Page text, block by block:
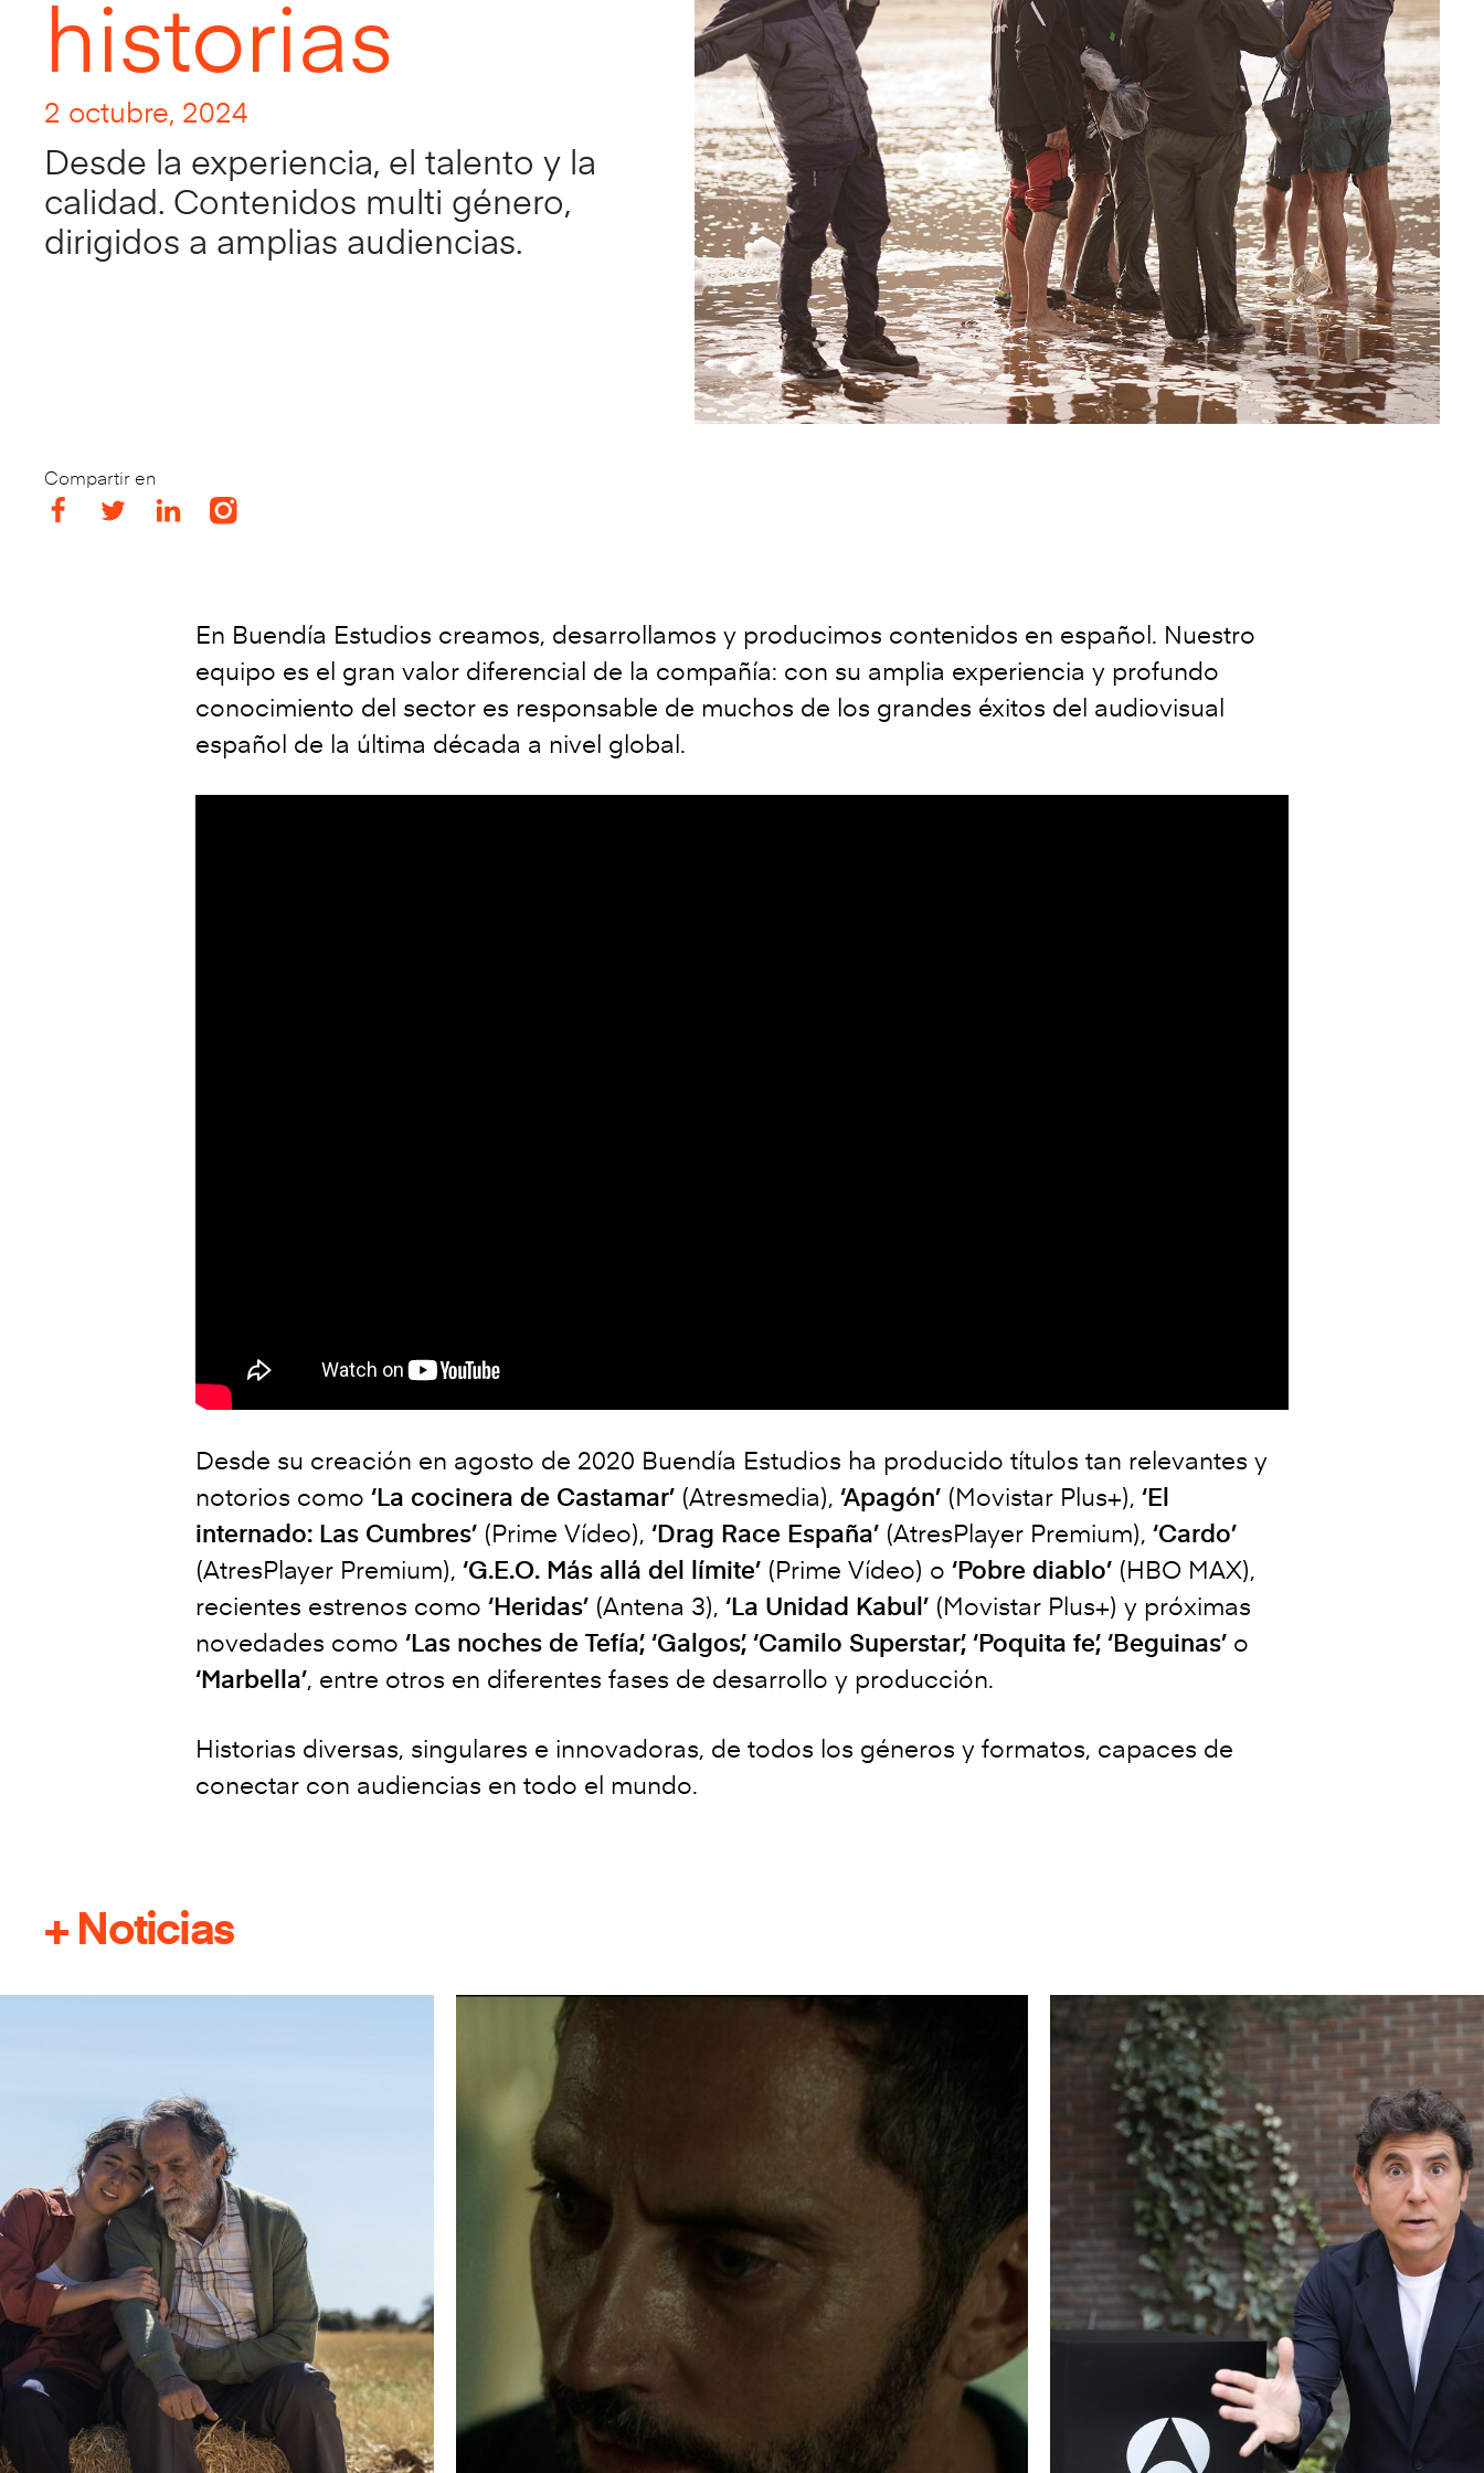
historias
2 octubre, 2024
Desde la experiencia, el talento y la
calidad. Contenidos multi género,
dirigidos a amplias audiencias.
Compartir en
En Buendía Estudios creamos, desarrollamos y producimos contenidos en español. Nuestro
equipo es el gran valor diferencial de la compañía: con su amplia experiencia y profundo
conocimiento del sector es responsable de muchos de los grandes éxitos del audiovisual
español de la última década a nivel global.
Desde su creación en agosto de 2020 Buendía Estudios ha producido títulos tan relevantes y
notorios como ‘La cocinera de Castamar’ (Atresmedia), ‘Apagón’ (Movistar Plus+), ‘El
internado: Las Cumbres’ (Prime Vídeo), ‘Drag Race España’ (AtresPlayer Premium), ‘Cardo’
(AtresPlayer Premium), ‘G.E.O. Más allá del límite’ (Prime Vídeo) o ‘Pobre diablo’ (HBO MAX),
recientes estrenos como ‘Heridas’ (Antena 3), ‘La Unidad Kabul’ (Movistar Plus+) y próximas
novedades como ‘Las noches de Tefía’, ‘Galgos’, ‘Camilo Superstar’, ‘Poquita fe’, ‘Beguinas’ o
‘Marbella’, entre otros en diferentes fases de desarrollo y producción.
Historias diversas, singulares e innovadoras, de todos los géneros y formatos, capaces de
conectar con audiencias en todo el mundo.
+ Noticias